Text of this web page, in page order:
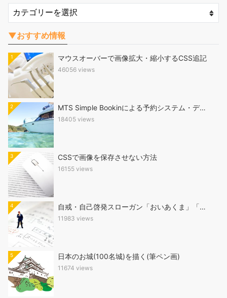
▼おすすめ情報
1 マウスオーバーで画像拡大・縮小するCSS追記
46056 views
2 MTS Simple Bookinによる予約システム・デ…
18405 views
3 CSSで画像を保存させない方法
16155 views
4 自戒・自己啓発スローガン「おいあくま」「…
11983 views
5 日本のお城(100名城)を描く(筆ペン画)
11674 views